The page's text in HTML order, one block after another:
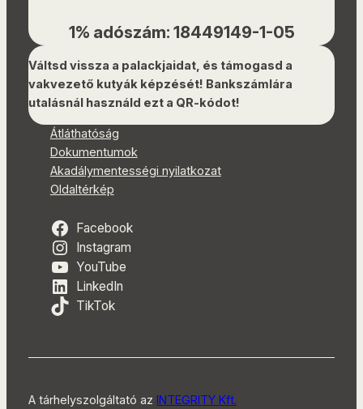
1% adószám: 18449149-1-05
Váltsd vissza a palackjaidat, és támogasd a
vakvezető kutyák képzését! Bankszámlára
utalásnál használd ezt a QR-kódot!
Átláthatóság
Dokumentumok
Akadálymentességi nyilatkozat
Oldaltérkép
Facebook
Instagram
YouTube
LinkedIn
TikTok
A tárhelyszolgáltató az INTEGRITY Kft.